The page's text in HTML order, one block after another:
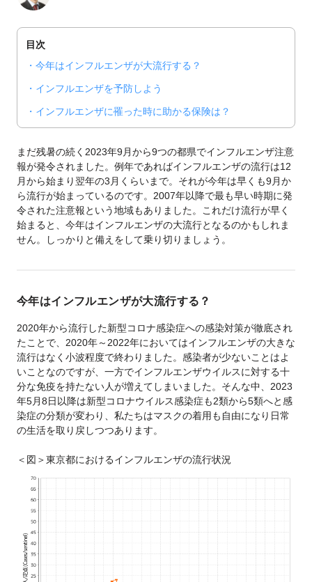
目次
今年はインフルエンザが大流行する？
インフルエンザを予防しよう
インフルエンザに罹った時に助かる保険は？
まだ残暑の続く2023年9月から9つの都県でインフルエンザ注意
報が発令されました。例年であればインフルエンザの流行は12
月から始まり翌年の3月くらいまで。それが今年は早くも9月か
ら流行が始まっているのです。2007年以降で最も早い時期に発
令された注意報という地域もありました。これだけ流行が早く
始まると、今年はインフルエンザの大流行となるのかもしれま
せん。しっかりと備えをして乗り切りましょう。
今年はインフルエンザが大流行する？
2020年から流行した新型コロナ感染症への感染対策が徹底され
たことで、2020年～2022年においてはインフルエンザの大きな
流行はなく小波程度で終わりました。感染者が少ないことはよ
いことなのですが、一方でインフルエンザウイルスに対する十
分な免疫を持たない人が増えてしまいました。そんな中、2023
年5月8日以降は新型コロナウイルス感染症も2類から5類へと感
染症の分類が変わり、私たちはマスクの着用も自由になり日常
の生活を取り戻しつつあります。
＜図＞東京都におけるインフルエンザの流行状況